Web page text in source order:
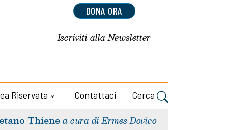
DONA ORA
Iscriviti allaNewsletter
Riservata Contattaci Cerca
Thiene a cura di Ermes Dovico